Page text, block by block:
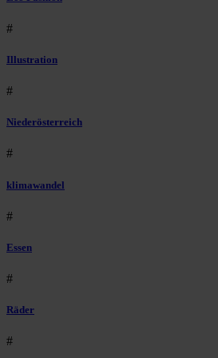
#
Illustration
#
Niederösterreich
#
klimawandel
#
Essen
#
Räder
#